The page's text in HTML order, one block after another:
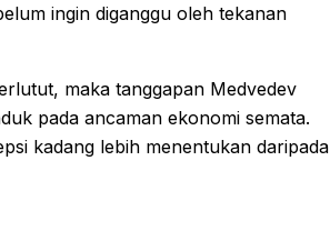
ingin diganggu oleh tekanan
maka tanggapan Medvedev
pada ancaman ekonomi semata.
kadang lebih menentukan daripada